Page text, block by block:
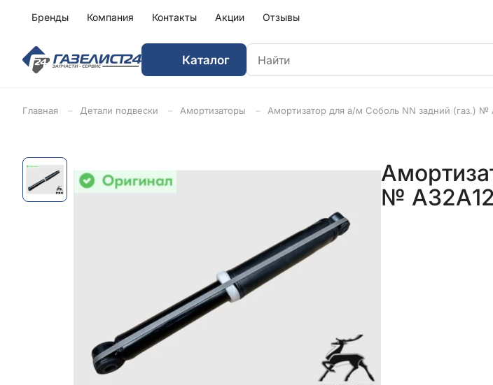
Бренды Компания Контакты Акции Отзывы
Каталог
Главная Детали подвески Амортизаторы Амортизатор для а/м Соболь NN задний (газ.) №
№